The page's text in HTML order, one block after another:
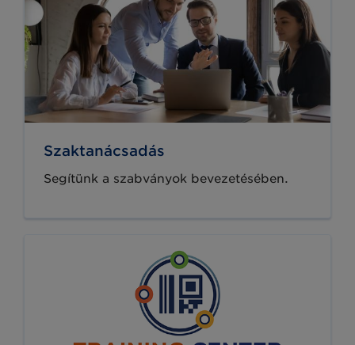
Szaktanácsadás
Segítünk a szabványok bevezetésében.